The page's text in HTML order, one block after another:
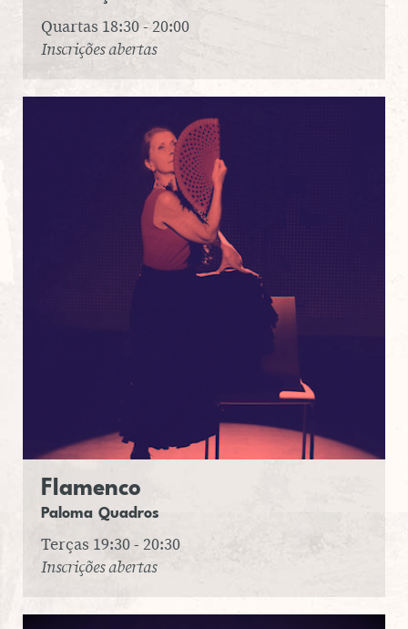
Quartas 18:30 - 20:00
Inscrições abertas
Fla­menco
Paloma Qua­dros
Terças 19:30 - 20:30
Inscrições abertas